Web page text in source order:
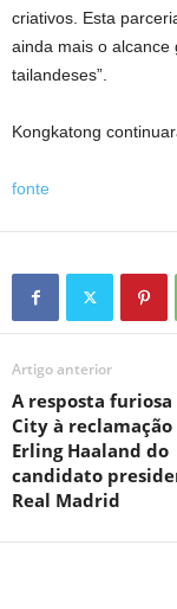
criativos. Esta
ainda mais o alcance
tailandeses”.
Kongkatong
fonte
Artigo anterior
A resposta furiosa
City à reclamação
Erling Haaland do
candidato
Real Madrid